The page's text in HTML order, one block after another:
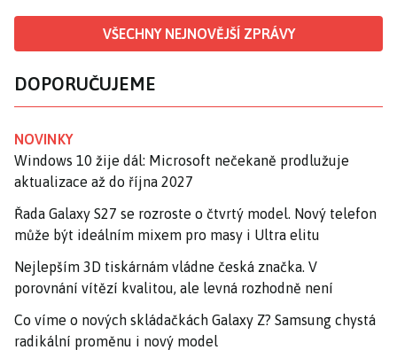
VŠECHNY NEJNOVĚJŠÍ ZPRÁVY
DOPORUČUJEME
NOVINKY
Windows 10 žije dál: Microsoft nečekaně prodlužuje
aktualizace až do října 2027
Řada Galaxy S27 se rozroste o čtvrtý model. Nový telefon
může být ideálním mixem pro masy i Ultra elitu
Nejlepším 3D tiskárnám vládne česká značka. V
porovnání vítězí kvalitou, ale levná rozhodně není
Co víme o nových skládačkách Galaxy Z? Samsung chystá
radikální proměnu i nový model